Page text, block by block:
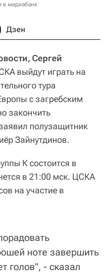
в медиабанк
Дзен
Сергей
выйдут играть на
тура
с загребским
закончить
полузащитник
Зайнутдинов.
К состоится в
в 21:00 мск. ЦСКА
на участие в
ноте завершить
голов", - сказал